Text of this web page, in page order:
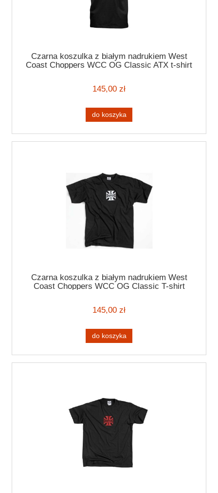
Czarna koszulka z białym nadrukiem West
Coast Choppers WCC OG Classic ATX t-shirt
145,00 zł
do koszyka
Czarna koszulka z białym nadrukiem West
Coast Choppers WCC OG Classic T-shirt
145,00 zł
do koszyka